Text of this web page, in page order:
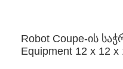
Robot Coupe-ის
Equipment 12 x 12 x